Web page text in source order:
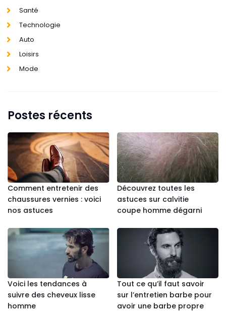
Santé
Technologie
Auto
Loisirs
Mode
Postes récents
Comment entretenir des
chaussures vernies : voici
nos astuces
Découvrez toutes les
astuces sur calvitie
coupe homme dégarni
Voici les tendances à
suivre des cheveux lisse
homme
Tout ce qu’il faut savoir
sur l’entretien barbe pour
avoir une barbe propre